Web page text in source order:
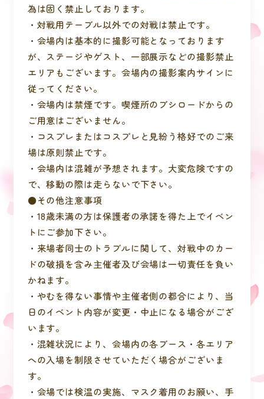
為は固く禁止しております。
・対戦用テーブル以外での対戦は禁止です。
・会場内は基本的に撮影可能となっております
が、ステージやゲスト、一部展示などの撮影禁止
エリアもございます。会場内の撮影案内サインに
従ってください。
・会場内は禁煙です。喫煙所のブシロードからの
ご用意はございません。
・コスプレまたはコスプレと見紛う格好でのご来
場は原則禁止です。
・会場内は混雑が予想されます。大変危険ですの
で、移動の際は走らないで下さい。
●その他注意事項
・18歳未満の方は保護者の承諾を得た上でイベン
トにご参加下さい。
・来場者同士のトラブルに関して、対戦中のカー
ドの破損を含み主催者及び会場は一切責任を負い
かねます。
・やむを得ない事情や主催者側の都合により、当
日のイベント内容が変更・中止になる場合がござ
います。
・混雑状況により、会場内の各ブース・各エリア
への入場を制限させていただく場合がございま
す。
・会場では検温の実施、マスク着用のお願い、手